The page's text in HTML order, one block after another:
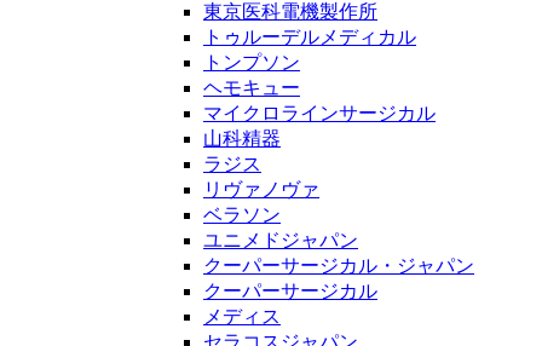
東京医科電機製作所
トゥルーデルメディカル
トンプソン
ヘモキュー
マイクロラインサージカル
山科精器
ラジス
リヴァノヴァ
ベラソン
ユニメドジャパン
クーパーサージカル・ジャパン
クーパーサージカル
メディス
セラコスジャパン